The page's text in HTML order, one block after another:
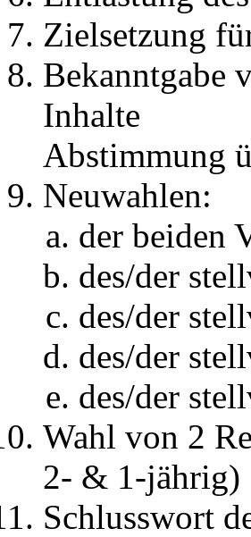
Zielsetzung
Bekanntgabe
Inhalte
Abstimmung
Neuwahlen:
der beiden
des/der
des/der
des/der
des/der
Wahl von 2
2- & 1-jährig)
Schlusswort